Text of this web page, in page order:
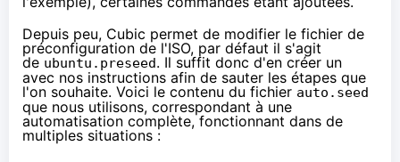
Depuis peu, Cubic permet de modifier le fichier de
préconfiguration de l'ISO, par défaut il s'agit
de ubuntu.preseed. Il suffit donc d'en créer un
avec nos instructions afin de sauter les étapes que
l'on souhaite. Voici le contenu du fichier auto.seed
que nous utilisons, correspondant à une
automatisation complète, fonctionnant dans de
multiples situations :